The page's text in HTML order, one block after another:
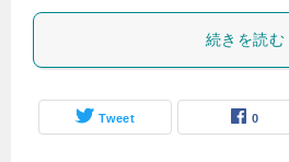
続きを読む
Tweet 0